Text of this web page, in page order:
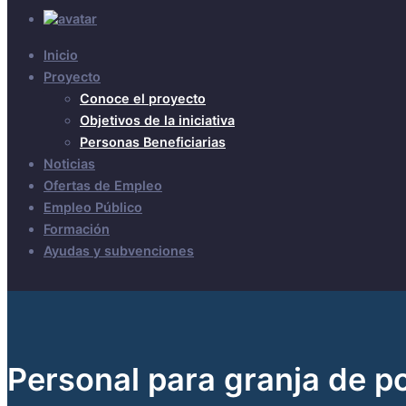
Inicio
Proyecto
Conoce el proyecto
Objetivos de la iniciativa
Personas Beneficiarias
Noticias
Ofertas de Empleo
Empleo Público
Formación
Ayudas y subvenciones
Personal para granja de